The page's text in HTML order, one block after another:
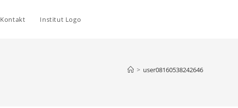
Kontakt Institut Logo
> user08160538242646